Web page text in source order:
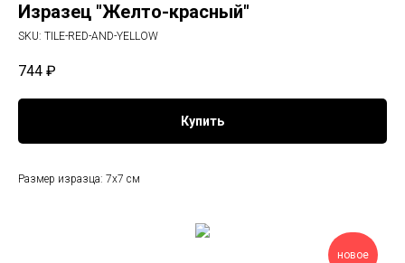
Изразец "Желто-красный"
SKU: TILE-RED-AND-YELLOW
744 ₽
Купить
Размер изразца: 7х7 см
новое